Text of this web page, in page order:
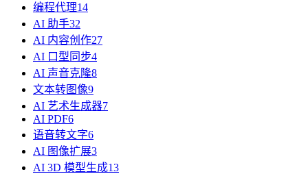
编程代理14
AI 助手32
AI 内容创作27
AI 口型同步4
AI 声音克隆8
文本转图像9
AI 艺术生成器7
AI PDF6
语音转文字6
AI 图像扩展3
AI 3D 模型生成13